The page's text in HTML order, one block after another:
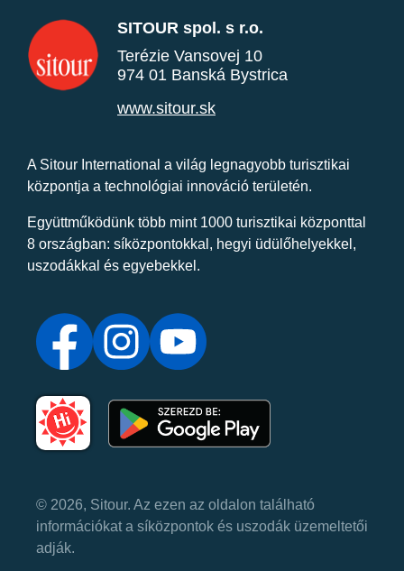
SITOUR spol. s r.o.
Terézie Vansovej 10
974 01 Banská Bystrica
www.sitour.sk
A Sitour International a világ legnagyobb turisztikai
központja a technológiai innováció területén.
Együttműködünk több mint 1000 turisztikai központtal
8 országban: síközpontokkal, hegyi üdülőhelyekkel,
uszodákkal és egyebekkel.
© 2026, Sitour. Az ezen az oldalon található
információkat a síközpontok és uszodák üzemeltetői
adják.